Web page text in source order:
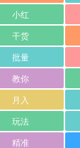
小红
干货
批量
教你
月入
玩法
精准